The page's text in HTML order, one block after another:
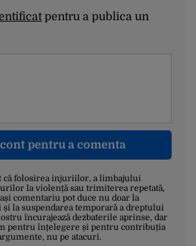
pentru a publica un
pentru a comenta
că folosirea injuriilor, a limbajului
la violență sau trimiterea repetată,
comentariu pot duce nu doar la
la suspendarea temporară a dreptului
încurajează dezbaterile aprinse, dar
pentru înțelegere și pentru contribuția
nu pe atacuri.